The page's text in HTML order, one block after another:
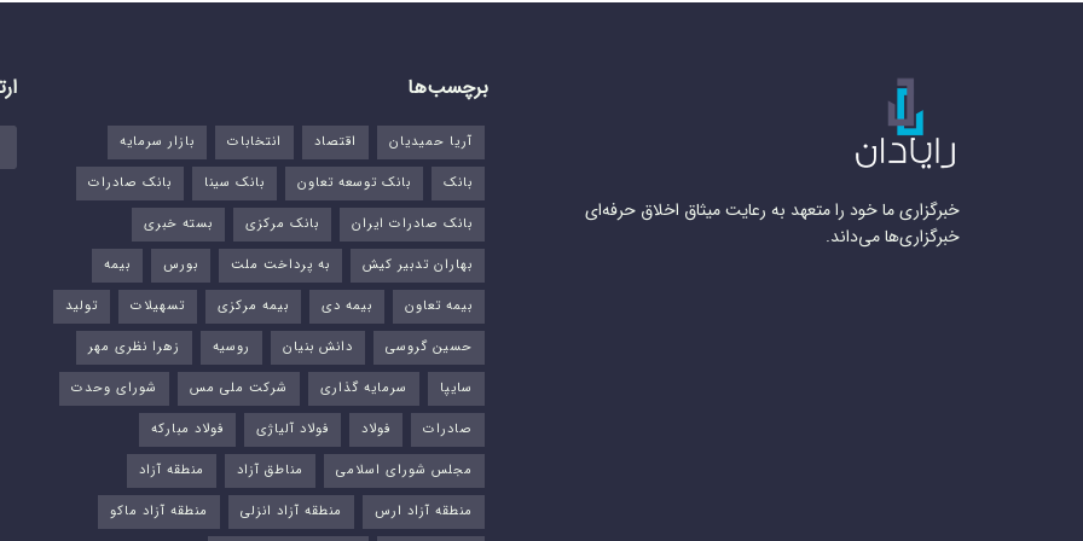
خبرگزاری ما خود را متعهد به رعایت میثاق اخلاق حرفه‌ای
خبرگزاری‌ها می‌داند.
برچسب‌ها
آریا حمیدیان اقتصاد انتخابات
بازار سرمایه
بانک
بانک توسعه تعاون بانک سینا
بانک صادرات
بانک صادرات ایران
بانک مرکزی
بسته خبری
بهاران تدبیر کیش
به پرداخت ملت بورس‌
بیمه
بیمه تعاون
بیمه دی بیمه مرکزی تسهیلات
تولید
حسین گروسی
دانش بنیان روسیه
زهرا نظری مهر
سایپا
سرمایه گذاری شرکت ملی مس
شورای وحدت
صادرات
فولاد فولاد آلیاژی
فولاد مبارکه
مجلس شورای اسلامی
مناطق آزاد
منطقه آزاد
منطقه آزاد ارس
منطقه آزاد انزلی منطقه آزاد ماکو